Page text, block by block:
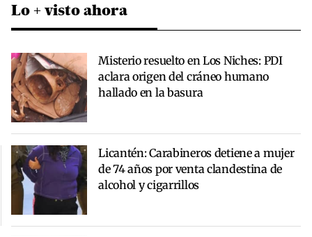
Lo + visto ahora
Misterio resuelto en Los Niches: PDI
aclara origen del cráneo humano
hallado en la basura
Licantén: Carabineros detiene a mujer
de 74 años por venta clandestina de
alcohol y cigarrillos